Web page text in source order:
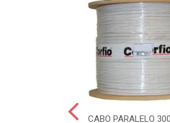
CABO PARALELO